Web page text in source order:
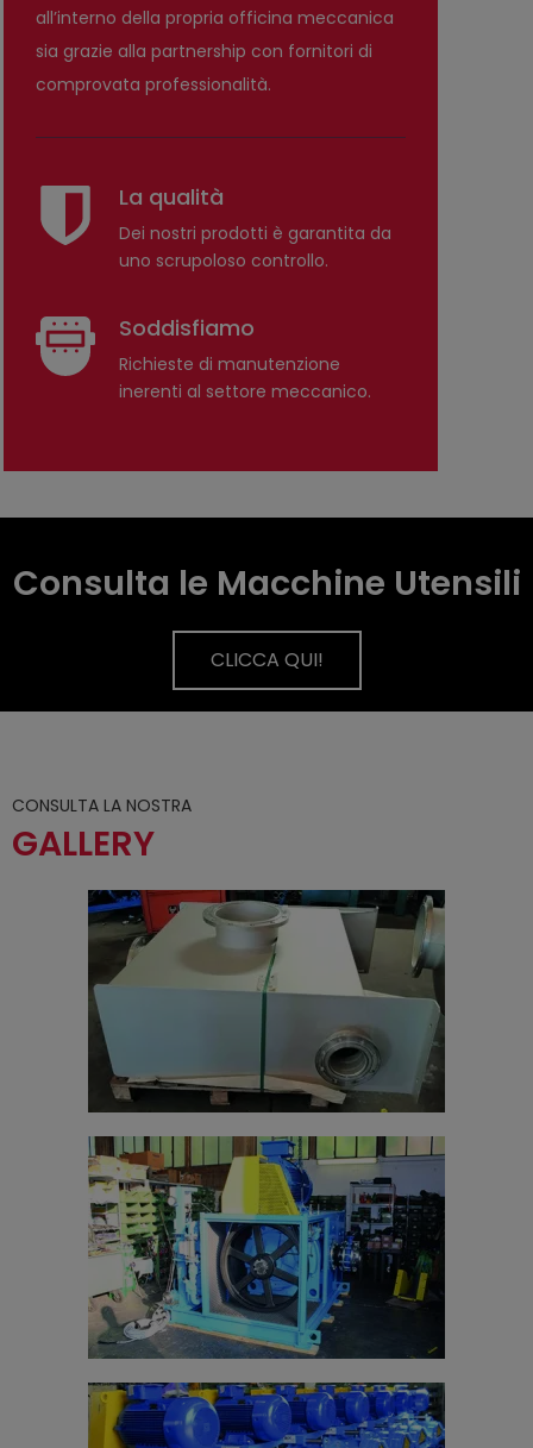
all’interno della propria officina meccanica
sia grazie alla partnership con fornitori di
comprovata professionalità.
La qualità
Dei nostri prodotti è garantita da
uno scrupoloso controllo.
Soddisfiamo
Richieste di manutenzione
inerenti al settore meccanico.
Consulta le Macchine Utensili
CLICCA QUI!
CONSULTA LA NOSTRA
GALLERY